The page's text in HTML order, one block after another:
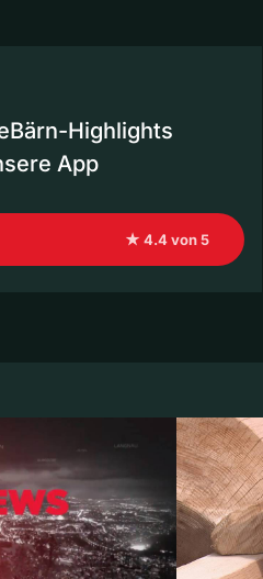
Highlights
App
★ 4.4 von 5